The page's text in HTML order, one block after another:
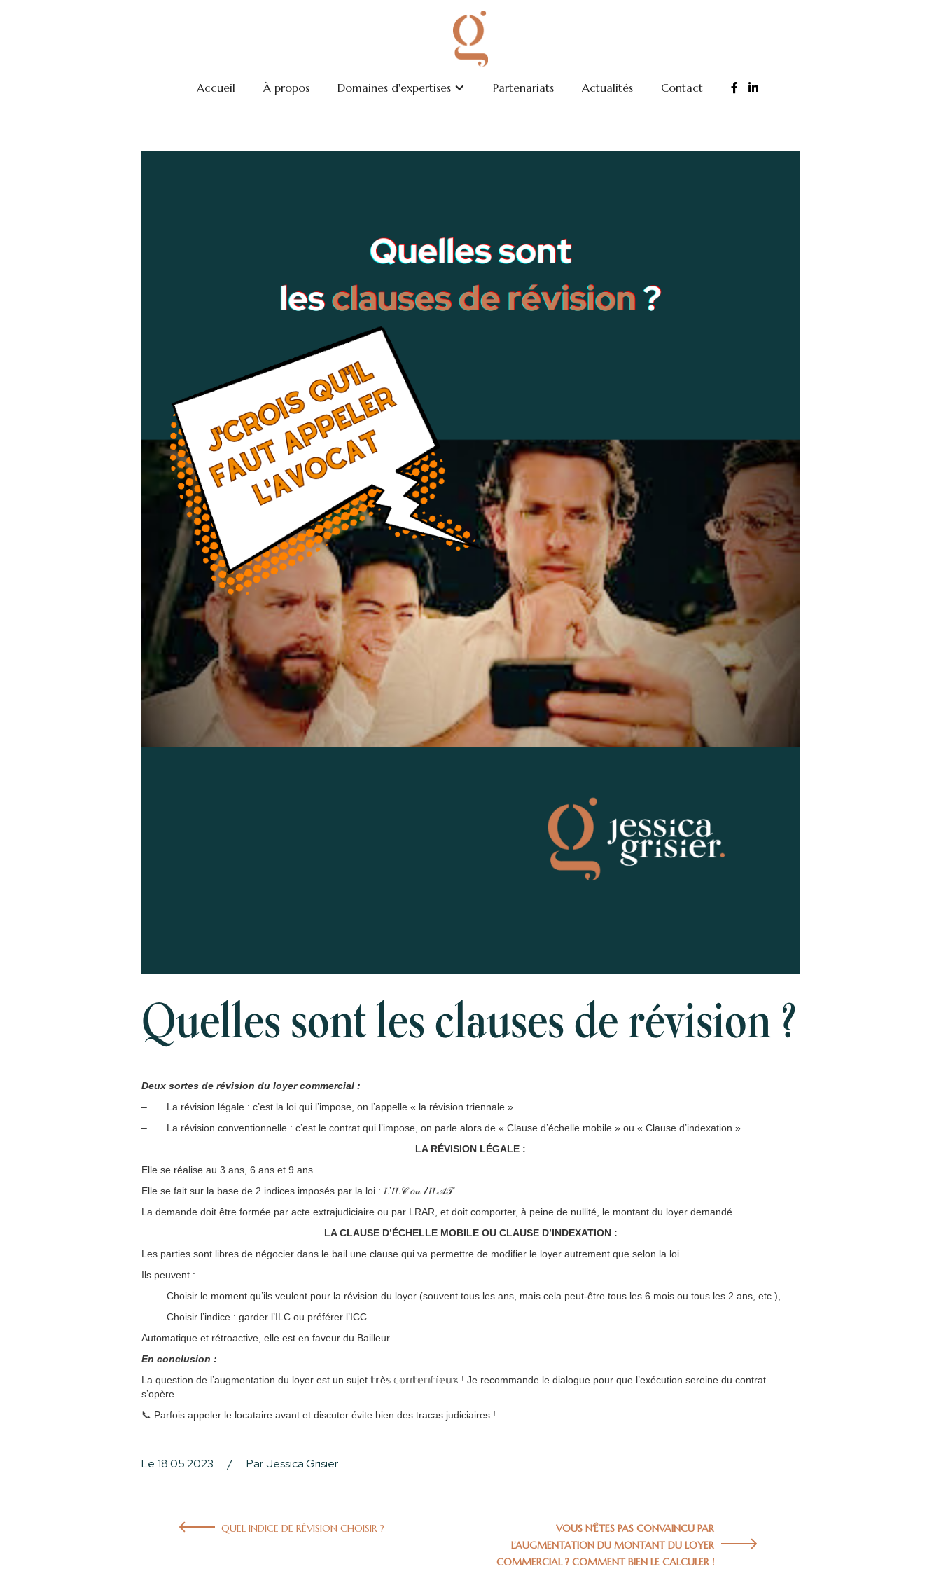
Accueil À propos Domaines d'expertises Partenariats Actualités Contact
Quelles sont les clauses de révision ?
Deux sortes de révision du loyer commercial :
– La révision légale : c’est la loi qui l’impose, on l’appelle « la révision triennale »
– La révision conventionnelle : c’est le contrat qui l’impose, on parle alors de « Clause d’échelle mobile » ou « Clause d’indexation »
LA RÉVISION LÉGALE :
Elle se réalise au 3 ans, 6 ans et 9 ans.
Elle se fait sur la base de 2 indices imposés par la loi : 𝐿’𝐼𝐿𝒞 𝑜𝓊 𝓁’𝐼𝐿𝒜𝒯.
La demande doit être formée par acte extrajudiciaire ou par LRAR, et doit comporter, à peine de nullité, le montant du loyer demandé.
LA CLAUSE D’ÉCHELLE MOBILE OU CLAUSE D’INDEXATION :
Les parties sont libres de négocier dans le bail une clause qui va permettre de modifier le loyer autrement que selon la loi.
Ils peuvent :
– Choisir le moment qu’ils veulent pour la révision du loyer (souvent tous les ans, mais cela peut-être tous les 6 mois ou tous les 2 ans, etc.),
– Choisir l’indice : garder l’ILC ou préférer l’ICC.
Automatique et rétroactive, elle est en faveur du Bailleur.
En conclusion :
La question de l’augmentation du loyer est un sujet 𝕥𝕣è𝕤 𝕔𝕠𝕟𝕥𝕖𝕟𝕥𝕚𝕖𝕦𝕩 ! Je recommande le dialogue pour que l’exécution sereine du contrat
s’opère.
📞 Parfois appeler le locataire avant et discuter évite bien des tracas judiciaires !
Le 18.05.2023 / Par Jessica Grisier
QUEL INDICE DE RÉVISION CHOISIR ?
VOUS N’ÊTES PAS CONVAINCU PAR
L’AUGMENTATION DU MONTANT DU LOYER
COMMERCIAL ? COMMENT BIEN LE CALCULER !